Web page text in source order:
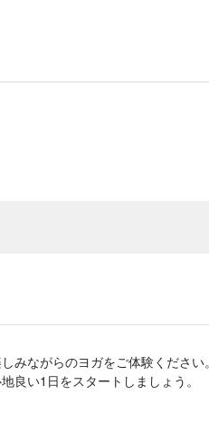
みながらのヨガをご体験ください。
良い1日をスタートしましょう。